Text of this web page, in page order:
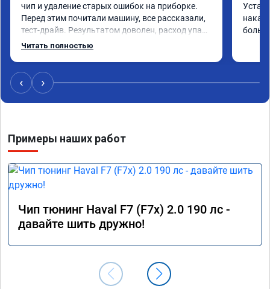
чип и удаление старых ошибок на приборке.
Перед этим почитали машину, все рассказали,
тест-драйв. Результатом доволен, расход упал,
машина стала еще чуть бодрее)
Читать полностью
накат
‹ ›
Примеры наших работ
Чип тюнинг Haval F7 (F7x) 2.0 190 лс -
давайте шить дружно!